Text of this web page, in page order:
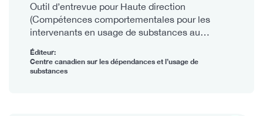
Outil d’entrevue pour Haute direction
(Compétences comportementales pour les
intervenants en usage de substances au
Éditeur:
Centre canadien sur les dépendances et l’usage de
substances